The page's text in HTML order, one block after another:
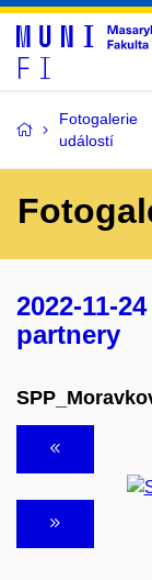
Fotogalerie
událostí
2022-11-
partnery